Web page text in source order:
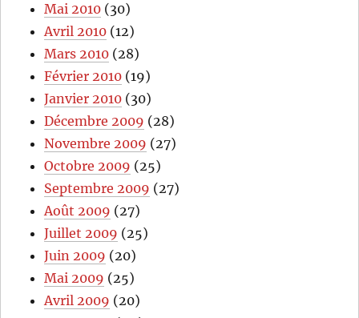
Mai 2010 (30)
Avril 2010 (12)
Mars 2010 (28)
Février 2010 (19)
Janvier 2010 (30)
Décembre 2009 (28)
Novembre 2009 (27)
Octobre 2009 (25)
Septembre 2009 (27)
Août 2009 (27)
Juillet 2009 (25)
Juin 2009 (20)
Mai 2009 (25)
Avril 2009 (20)